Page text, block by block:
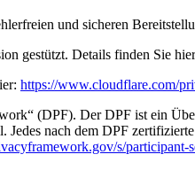
und sicheren
gestützt. Details finden Sie
https://www.cloudflare.com/
(DPF). Der DPF ist ein
nach dem DPF
s/